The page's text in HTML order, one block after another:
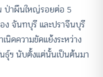
ป่าผืนใหญ่รอยต่อ 5
ง จันทบุรี และปราจีนบุรี
นิดความขัดแย้งระหว่าง
ธุ์ฯ นับตั้งแต่นั้นเป็นต้นมา